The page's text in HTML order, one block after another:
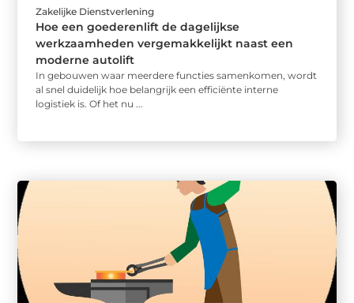
Zakelijke Dienstverlening
Hoe een goederenlift de dagelijkse
werkzaamheden vergemakkelijkt naast een
moderne autolift
In gebouwen waar meerdere functies samenkomen, wordt
al snel duidelijk hoe belangrijk een efficiënte interne
logistiek is. Of het nu ...